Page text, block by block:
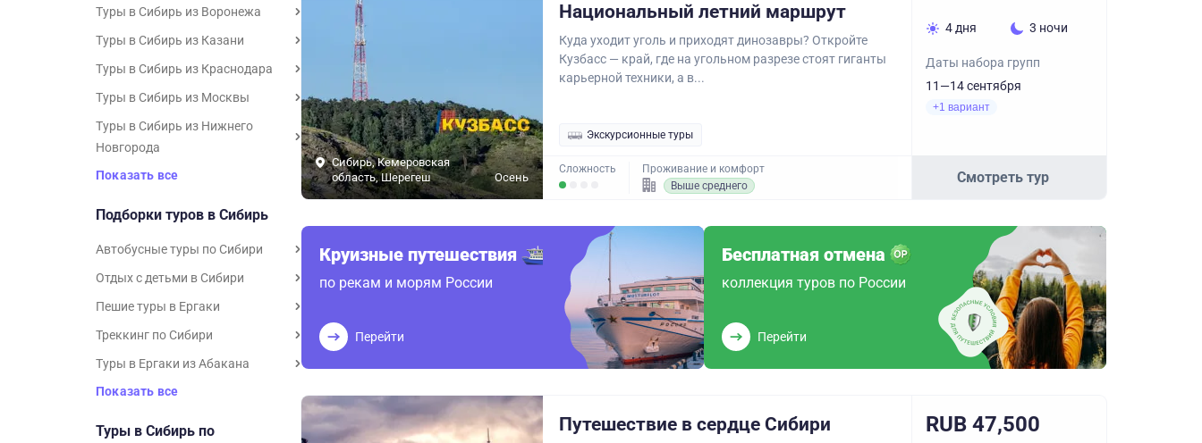
Туры в Сибирь из Воронежа
Туры в Сибирь из Казани
Туры в Сибирь из Краснодара
Туры в Сибирь из Москвы
Туры в Сибирь из Нижнего
Новгорода
Показать все
Подборки туров в Сибирь
Автобусные туры по Сибири
Отдых с детьми в Сибири
Пешие туры в Ергаки
Треккинг по Сибири
Туры в Ергаки из Абакана
Показать все
Туры в Сибирь по
Сибирь, Кемеровская
область, Шерегеш
Осень
Национальный летний маршрут
Куда уходит уголь и приходят динозавры? Откройте
Кузбасс — край, где на угольном разрезе стоят гиганты
карьерной техники, а в...
Экскурсионные туры
Сложность
Проживание и комфорт
Выше среднего
4 дня 3 ночи
Даты набора групп
11—14 сентября
+1 вариант
Смотреть тур
Круизные путешествия
по рекам и морям России
Перейти
Бесплатная отмена
коллекция туров по России
Перейти
Путешествие в сердце Сибири RUB 47,500